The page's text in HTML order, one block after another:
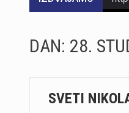
DAN: 28.
SVETI